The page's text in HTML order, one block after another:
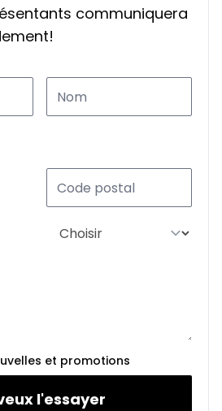
communiquera
et promotions
l'essayer